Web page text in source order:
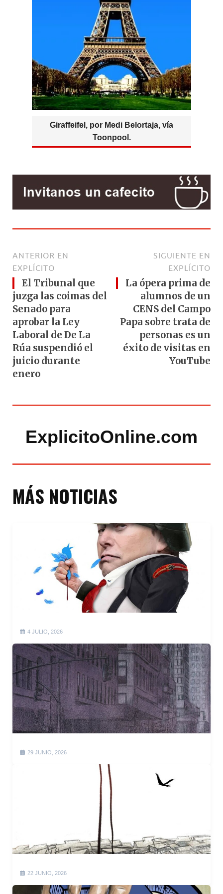
Giraffeifel, por Medi Belortaja, vía
Toonpool.
ANTERIOR EN
EXPLÍCITO
El Tribunal que
juzga las coimas del
Senado para
aprobar la Ley
Laboral de De La
Rúa suspendió el
juicio durante
enero
SIGUIENTE EN
EXPLÍCITO
La ópera prima de
alumnos de un
CENS del Campo
Papa sobre trata de
personas es un
éxito de visitas en
YouTube
ExplicitoOnline.com
MÁS NOTICIAS
4 JULIO, 2026
29 JUNIO, 2026
22 JUNIO, 2026